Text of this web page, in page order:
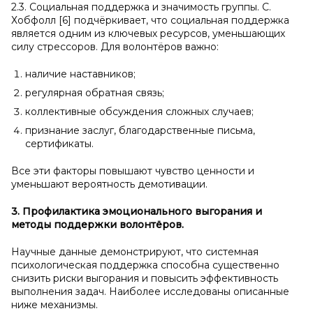
2.3. Социальная поддержка и значимость группы. С.
Хобфолл [6] подчёркивает, что социальная поддержка
является одним из ключевых ресурсов, уменьшающих
силу стрессоров. Для волонтёров важно:
наличие наставников;
регулярная обратная связь;
коллективные обсуждения сложных случаев;
признание заслуг, благодарственные письма,
сертификаты.
Все эти факторы повышают чувство ценности и
уменьшают вероятность демотивации.
3. Профилактика эмоционального выгорания и
методы поддержки волонтёров.
Научные данные демонстрируют, что системная
психологическая поддержка способна существенно
снизить риски выгорания и повысить эффективность
выполнения задач. Наиболее исследованы описанные
ниже механизмы.